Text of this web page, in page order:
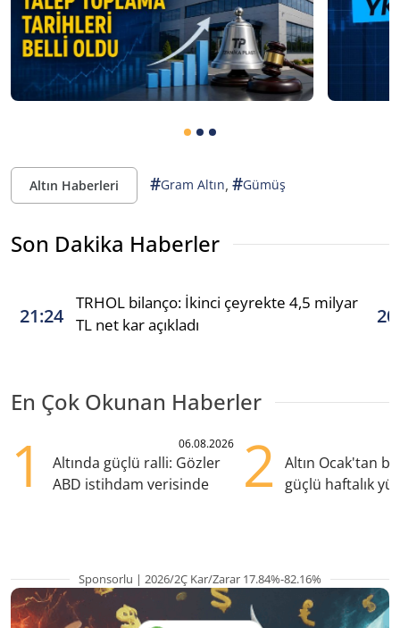
Altın Haberleri #Gram Altın, #Gümüş
Son Dakika Haberler
21:24
TRHOL bilanço: İkinci çeyrekte 4,5 milyar
TL net kar açıkladı
En Çok Okunan Haberler
1 06.08.2026
Altında güçlü ralli: Gözler
ABD istihdam verisinde
2
Altın Ocak'tan
güçlü haftalık
Sponsorlu | 2026/2Ç Kar/Zarar 17.84%-82.16%